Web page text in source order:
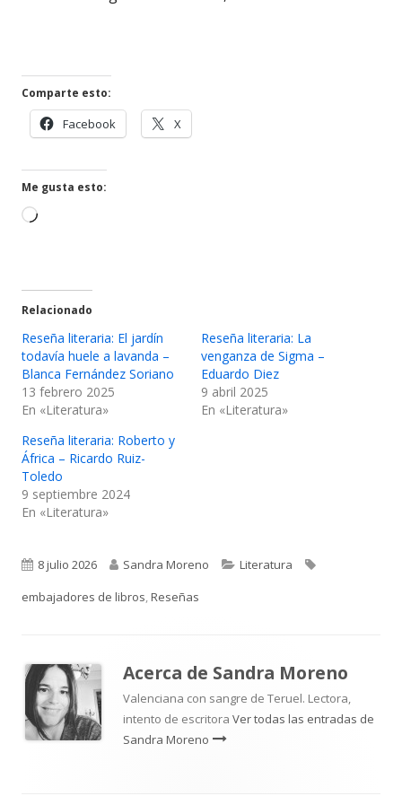
Comparte esto:
Facebook
en
X
en
Me gusta esto:
Cargando...
Relacionado
Reseña literaria: El jardín
todavía huele a lavanda –
Blanca Fernández Soriano
13 febrero 2025
En «Literatura»
Reseña literaria: La
venganza de Sigma –
Eduardo Diez
9 abril 2025
En «Literatura»
Reseña literaria: Roberto y
África – Ricardo Ruiz-
Toledo
9 septiembre 2024
En «Literatura»
Publicado
el
8 julio 2026 Autor
Sandra Moreno Categorías
Literatura
embajadores de libros,Reseñas
Acerca de Sandra Moreno
Valenciana con sangre de Teruel. Lectora,
intento de escritora Ver todas las entradas de
Sandra Moreno